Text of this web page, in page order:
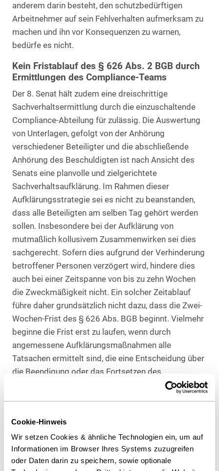
Cookie-Hinweis
Wir setzen Cookies & ähnliche Technologien ein, um auf
Informationen im Browser Ihres Systems zuzugreifen
oder Daten darin zu speichern, sowie optionale
anderem darin besteht, den schutzbedürftigen
Arbeitnehmer auf sein Fehlverhalten aufmerksam zu
machen und ihn vor Konsequenzen zu warnen,
bedürfe es nicht.
Kein Fristablauf des § 626 Abs. 2 BGB durch
Ermittlungen des Compliance-Teams
Der 8. Senat hält zudem eine dreischrittige
Sachverhaltsermittlung durch die einzuschaltende
Compliance-Abteilung für zulässig. Die Auswertung
von Unterlagen, gefolgt von der Anhörung
verschiedener Beteiligter und die abschließende
Anhörung des Beschuldigten ist nach Ansicht des
Senats eine planvolle und zielgerichtete
Sachverhaltsaufklärung. Im Rahmen dieser
Aufklärungsstrategie sei es nicht zu beanstanden,
dass alle Beteiligten am selben Tag gehört werden
sollen. Insbesondere bei der Aufklärung von
mutmaßlich kollusivem Zusammenwirken sei dies
sachgerecht. Sofern dies aufgrund der Verhinderung
betroffener Personen verzögert wird, hindere dies
auch bei einer Zeitspanne von bis zu zehn Wochen
die Zweckmäßigkeit nicht. Ein solcher Zeitablauf
führe daher grundsätzlich nicht dazu, dass die Zwei-
Wochen-Frist des § 626 Abs. BGB beginnt. Vielmehr
beginne die Frist erst zu laufen, wenn durch
angemessene Aufklärungsmaßnahmen alle
Tatsachen ermittelt sind, die eine Entscheidung über
die Beendigung oder das Fortsetzen des
Verstöße
Zur vollumfänglichen Sachverhaltsaufklärung könne
zudem auch die Ermittlung von früheren Compliance-
Verstößen erfolgen. Da dies zur Begründung einer